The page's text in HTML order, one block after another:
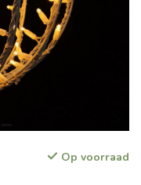
Op voorraad